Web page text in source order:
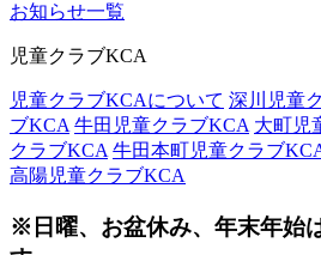
お知らせ一覧
児童クラブKCA
児童クラブKCAについて 深川児童
ブKCA 牛田児童クラブKCA 大町児
クラブKCA 牛田本町児童クラブ
高陽児童クラブKCA
※日曜、お盆休み、年末年始